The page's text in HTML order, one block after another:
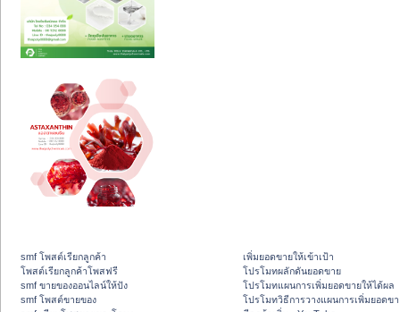
smf โพสต์เรียกลูกค้า
โพสต์เรียกลูกค้าโพสฟรี
smf ขายของออนไลน์ให้ปัง
smf โพสต์ขายของ
เพิ่มยอดขายให้เข้าเป้า
โปรโมทผลักดันยอดขาย
โปรโมทแผนการเพิ่มยอดขายให้ได้ผล
โปรโมทวิธีการวางแผนการเพิ่มยอดข